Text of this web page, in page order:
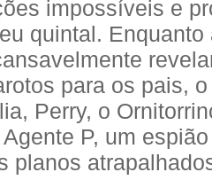
impossíveis e
quintal. Enquanto
para os pais,
Perry, o
P, um
planos